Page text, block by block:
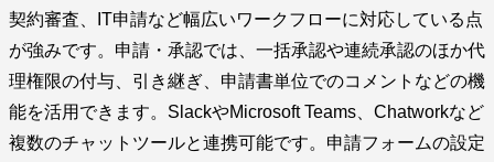
契約審査、IT申請など幅広いワークフローに対応している点
が強みです。申請・承認では、一括承認や連続承認のほか代
理権限の付与、引き継ぎ、申請書単位でのコメントなどの機
能を活用できます。SlackやMicrosoft Teams、Chatworkなど
複数のチャットツールと連携可能です。申請フォームの設定